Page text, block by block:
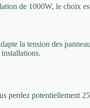
de 1000W, le choix
la tension des
perdez potentiellement